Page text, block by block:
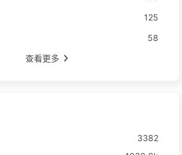
125
58
查看更多
3382